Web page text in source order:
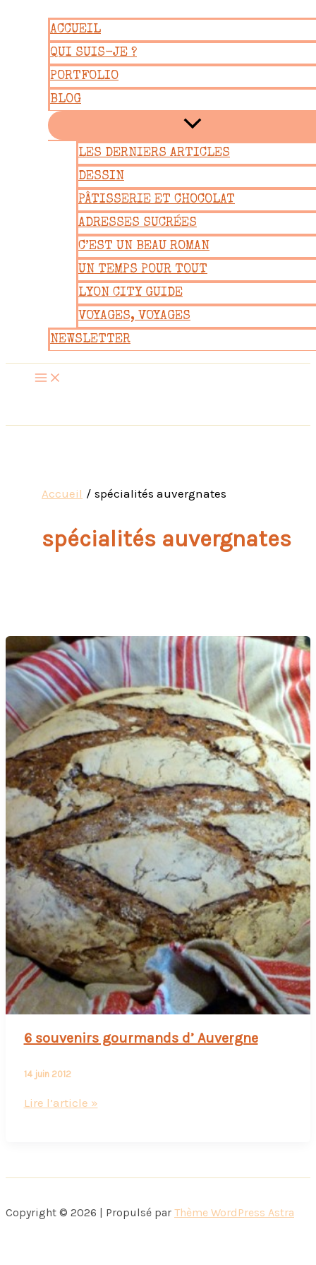
contenu
ACCUEIL
QUI SUIS-JE ?
PORTFOLIO
BLOG
LES DERNIERS ARTICLES
DESSIN
PÂTISSERIE ET CHOCOLAT
ADRESSES SUCRÉES
C’EST UN BEAU ROMAN
UN TEMPS POUR TOUT
LYON CITY GUIDE
VOYAGES, VOYAGES
NEWSLETTER
Accueil spécialités auvergnates
spécialités auvergnates
6 souvenirs gourmands d’ Auvergne
14 juin 2012
6
Auvergne
Lire l’article »
Copyright © 2026 | Propulsé par Thème WordPress Astra